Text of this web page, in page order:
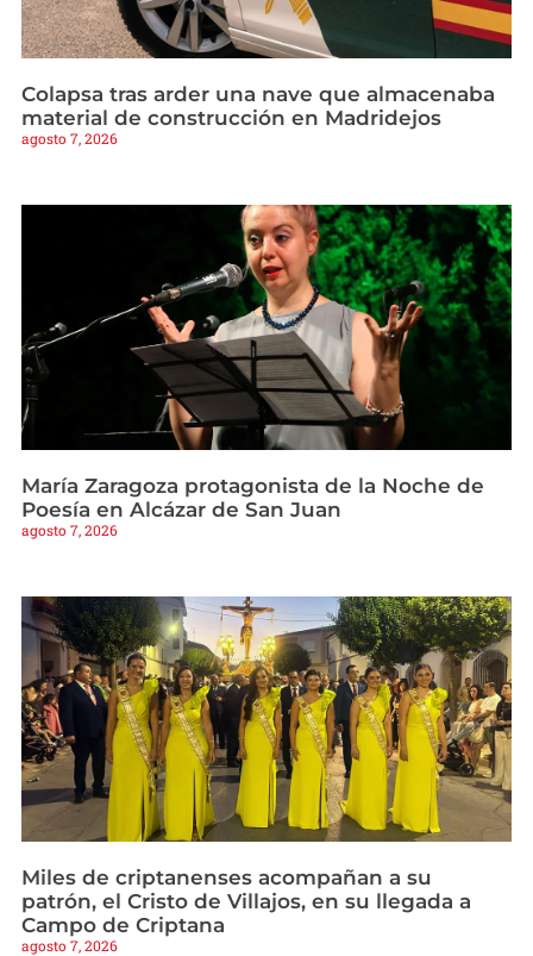
Colapsa tras arder una nave que almacenaba
material de construcción en Madridejos
agosto 7, 2026
María Zaragoza protagonista de la Noche de
Poesía en Alcázar de San Juan
agosto 7, 2026
Miles de criptanenses acompañan a su
patrón, el Cristo de Villajos, en su llegada a
Campo de Criptana
agosto 7, 2026